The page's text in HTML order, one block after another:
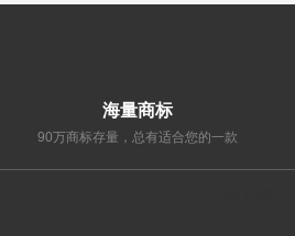
海量商标
90万商标存量，总有适合您的一款